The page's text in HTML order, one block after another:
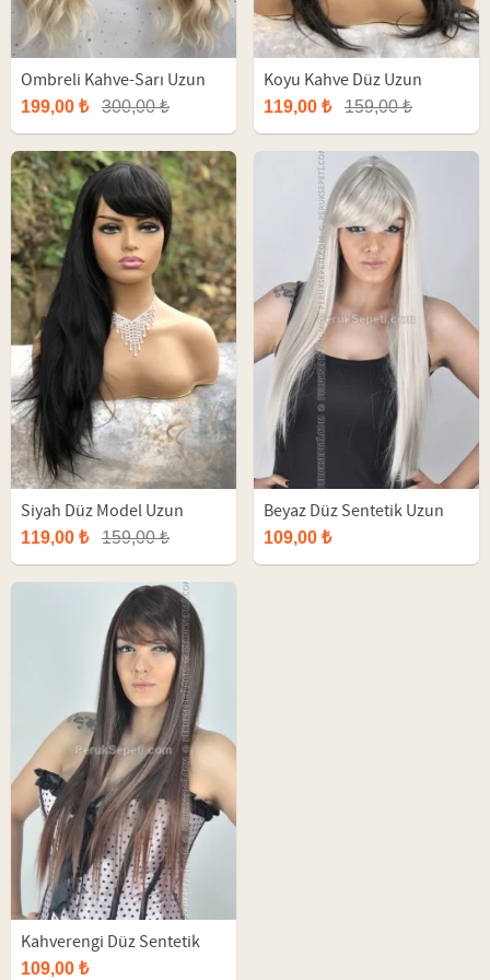
Ombreli Kahve-Sarı Uzun
Fiber Peruk
199,00 ₺ 300,00 ₺
Koyu Kahve Düz Uzun
Sentetik Peruk
119,00 ₺ 159,00 ₺
Siyah Düz Model Uzun
Sentetik Peruk
119,00 ₺ 159,00 ₺
Beyaz Düz Sentetik Uzun
Peruk
109,00 ₺
Kahverengi Düz Sentetik
Uzun Peruk
109,00 ₺